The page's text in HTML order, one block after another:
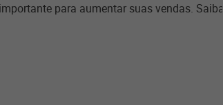
para aumentar suas vendas. Saiba